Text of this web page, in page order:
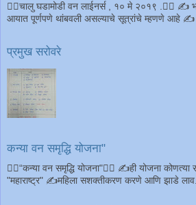
चालु घडामोडी वन लाईनर्स , ‌१० मे २०१९ . ✍
आयात पूर्णपणे थांबवली असल्याचे सूत्रांचे म्हणणे आहे ✍
प्रमुख सरोवरे
कन्या वन समृद्धि योजना"
“कन्या वन समृद्धि योजना" ✍ही योजना
"महाराष्ट्र" ✍महिला सशक्तीकरण करणे आणि झाडे